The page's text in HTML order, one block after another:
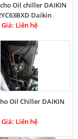
Oil chiller DAIKIN
Daikin
Compressor
Giá: Liên hệ
Oil Chiller DAIKIN
Giá: Liên hệ